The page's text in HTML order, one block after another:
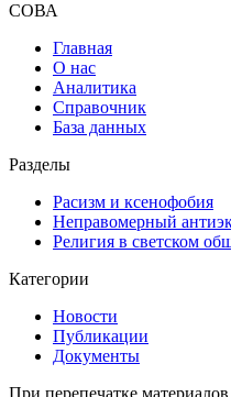
СОВА
Главная
О нас
Аналитика
Справочник
База данных
Разделы
Расизм и ксенофобия
Неправомерный
Религия в светском
Категории
Новости
Публикации
Документы